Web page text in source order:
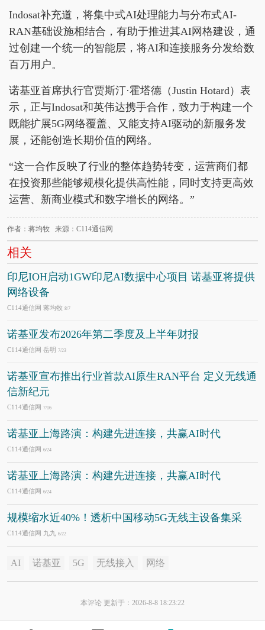
Indosat补充道，将集中式AI处理能力与分布式AI-
RAN基础设施相结合，有助于推进其AI网格建设，通
过创建一个统一的智能层，将AI和连接服务分发给数
百万用户。
诺基亚首席执行官贾斯汀·霍塔德（Justin Hotard）表
示，正与Indosat和英伟达携手合作，致力于构建一个
既能扩展5G网络覆盖、又能支持AI驱动的新服务发
展，还能创造长期价值的网络。
“这一合作反映了行业的整体趋势转变，运营商们都
在投资那些能够规模化提供高性能，同时支持更高效
运营、新商业模式和数字增长的网络。”
作者：蒋均牧 来源：C114通信网
相关
印尼IOH启动1GW印尼AI数据中心项目 诺基亚将提供
网络设备
C114通信网 蒋均牧 8/7
诺基亚发布2026年第二季度及上半年财报
C114通信网 岳明 7/23
诺基亚宣布推出行业首款AI原生RAN平台 定义无线通
信新纪元
C114通信网 7/16
诺基亚上海路演：构建先进连接，共赢AI时代
C114通信网 6/24
诺基亚上海路演：构建先进连接，共赢AI时代
C114通信网 6/24
规模缩水近40%！透析中国移动5G无线主设备集采
C114通信网 九九 6/22
AI 诺基亚 5G 无线接入 网络
本评论 更新于：2026-8-8 18:23:22